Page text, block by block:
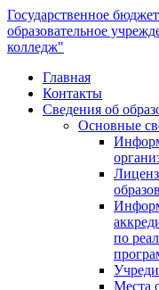
Государственное
образовательное
колледж"
Главная
Контакты
Сведения об
Основные
по
Места